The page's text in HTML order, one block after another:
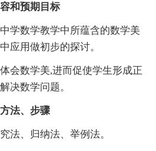
和预期目标
学数学教学中所蕴含的数学美
应用做初步的探讨。
会数学美,进而促使学生形成正
决数学问题。
法、步骤
法、归纳法、举例法。